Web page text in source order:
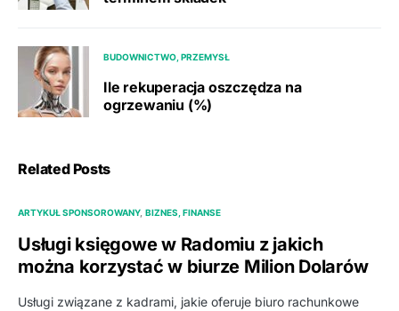
BUDOWNICTWO, PRZEMYSŁ
Ile rekuperacja oszczędza na
ogrzewaniu (%)
Related Posts
ARTYKUŁ SPONSOROWANY BIZNES, FINANSE
Usługi księgowe w Radomiu z jakich
można korzystać w biurze Milion Dolarów
Usługi związane z kadrami, jakie oferuje biuro rachunkowe